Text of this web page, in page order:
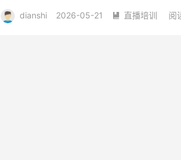
dianshi 2026-05-21  直播培训 阅